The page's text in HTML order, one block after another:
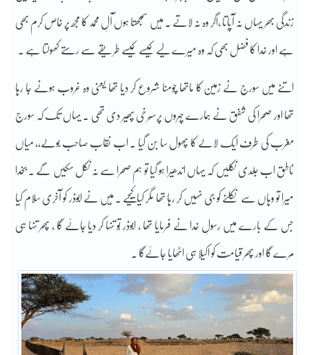
زندگی بھر یہاں نہ آپاتا ،اگر وہ نہ لاتے ۔ مَیں سمجھتا ہوں آلِ محمد کا مجھ پر خاص کرم بھی
ہے اور خدا کا فضل بھی کہ وہ میرے لیے کیسے کیسے طریقے سے رستے کھولتا ہے ۔
اتنے میں سورج نے زمین کا ماتھا چومنا شروع کر دیا تھا یعنی وہ غروب ہونے جا رہا
تھا اور صحرا کی شفق نے ہمارے چہروں پرسُرخی پھیر دی تھی ۔ یہاں تک کہ سورج
مغرب کی طرف ایک لالے کا پھول سا بن گیا ۔ اب نقاب صاحب بولے،، میاں
ناطق اب جلدی نکلیں کہ یہاں اندھیرا ہو گیا تو ہم صحرا سے نہ نکل سکیں گے ۔ بخدا
میرا تو وہاں سے نکلنے کو جی نہیں کر رہا تھا مگر کیا کیجیے ۔ مَیں نے ابوذر کو آخری سلام کیا
جس کے بارے میں رسولِ خدا نے فرمایا تھا ، ابوذر تُو تنہا کر دیا جائے گا ، پھر تنہا ہی
مرے گا اور پھر قیامت کو اکیلا ہی اٹھایا جائےگا ۔